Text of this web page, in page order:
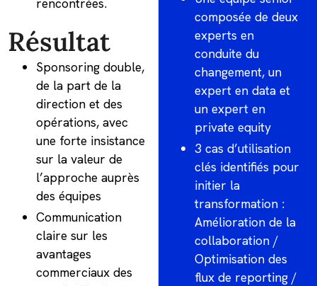
Résultat
Sponsoring double,
de la part de la
direction et des
opérations, avec
une forte insistance
sur la valeur de
l’approche auprès
des équipes
Communication
claire sur les
avantages
commerciaux des
composée de deux
experts en
conduite du
changement, un
expert en data et
un expert en
private equity
3 cas d’utilisation
clés identifiés pour
initier la
transformation :
Amélioration de la
collaboration /
Optimisation des
flux de reporting /